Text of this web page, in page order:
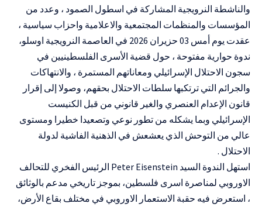
والناشطة النرويجية المشاركة في اسطول الصمود ، وعدد من
المؤسسات والمنظمات المجتمعية والاعلامية واحزاب سياسية ،
عقدت يوم أمس 03 حزيران 2026 في العاصمة النرويجية اوسلو،
ندوة حوارية مفتوحة ، حول قضية الأسرى الفلسطينيين في
سجون الاحتلال الإسرائيلي ومعاناتهم المستمرة ، والانتهاكات
والجرائم التي ترتكبها سلطات الاحتلال بحقهم، وصولا إلى إقرار
قانون الإعدام العنصري والغير قانوني من قبل الكنيست
الإسرائيلي وبما يشكله من تطور نوعي وتصعيدا خطيرا ومستوى
عالي من التوحش الذي يعشعش في الذهنية الفاشية لدولة
الاحتلال .
استهل الندوة السيد Peter Eisenstein الرئيس الفخري للتحالف
الاوروبي لمناصرة اسرى فلسطين، بموجز تاريخي مدعم بالوثائق
، استعرض فيه حقبة الاستعمار الاوروبي في مختلف بقاع الأرض،